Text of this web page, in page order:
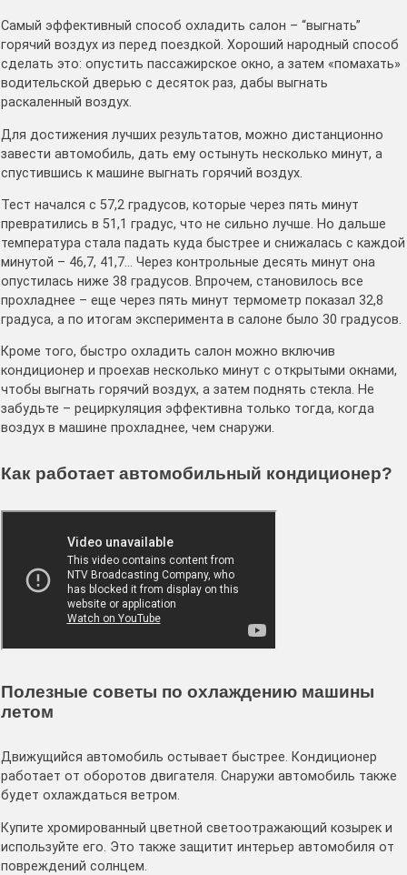
Самый эффективный способ охладить салон – “выгнать”
горячий воздух из перед поездкой. Хороший народный способ
сделать это: опустить пассажирское окно, а затем «помахать»
водительской дверью с десяток раз, дабы выгнать
раскаленный воздух.
Для достижения лучших результатов, можно дистанционно
завести автомобиль, дать ему остынуть несколько минут, а
спустившись к машине выгнать горячий воздух.
Тест начался с 57,2 градусов, которые через пять минут
превратились в 51,1 градус, что не сильно лучше. Но дальше
температура стала падать куда быстрее и снижалась с каждой
минутой – 46,7, 41,7… Через контрольные десять минут она
опустилась ниже 38 градусов. Впрочем, становилось все
прохладнее – еще через пять минут термометр показал 32,8
градуса, а по итогам эксперимента в салоне было 30 градусов.
Кроме того, быстро охладить салон можно включив
кондиционер и проехав несколько минут с открытыми окнами,
чтобы выгнать горячий воздух, а затем поднять стекла. Не
забудьте – рециркуляция эффективна только тогда, когда
воздух в машине прохладнее, чем снаружи.
Как работает автомобильный кондиционер?
Полезные советы по охлаждению машины
летом
Движущийся автомобиль остывает быстрее. Кондиционер
работает от оборотов двигателя. Снаружи автомобиль также
будет охлаждаться ветром.
Купите хромированный цветной светоотражающий козырек и
используйте его. Это также защитит интерьер автомобиля от
повреждений солнцем.